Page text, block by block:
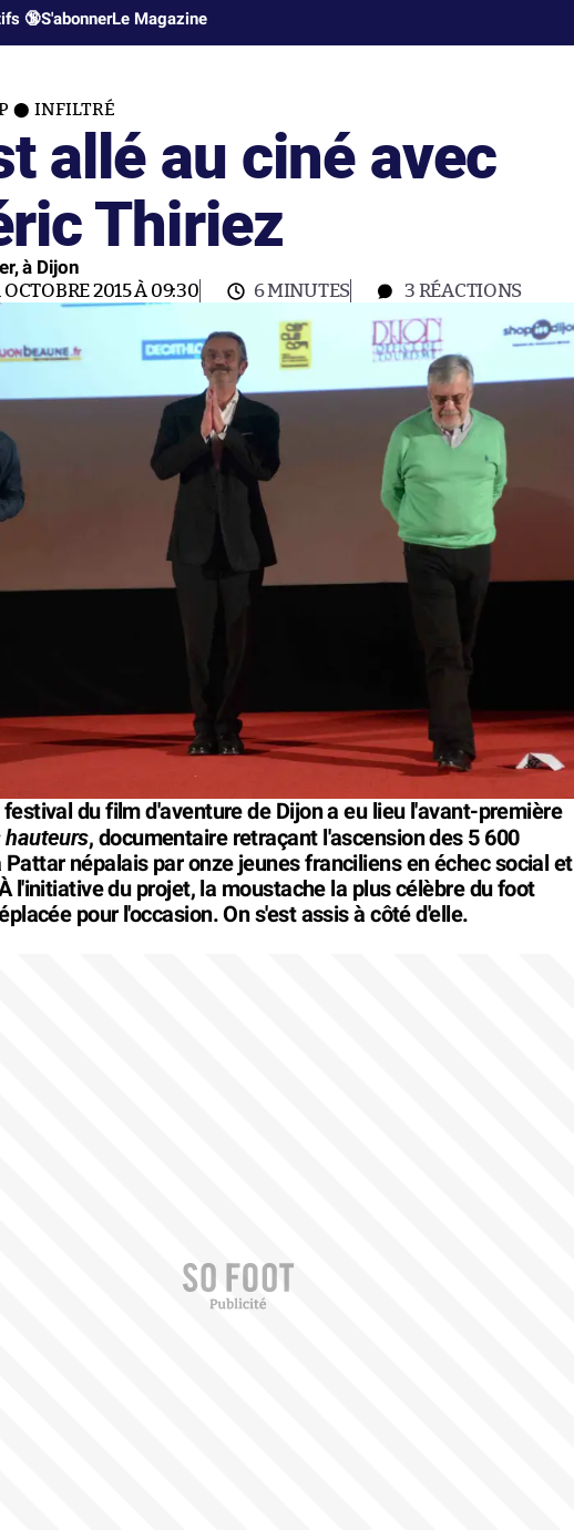
🔞S'abonnerLe Magazine
INFILTRÉ
allé au ciné avec
Thiriez
à Dijon
OCTOBRE 2015 À 09:30 6 MINUTES 3 RÉACTIONS
du film d'aventure de Dijon a eu lieu l'avant-première
, documentaire retraçant l'ascension des 5 600
népalais par onze jeunes franciliens en échec social et
l'initiative du projet, la moustache la plus célèbre du foot
pour l'occasion. On s'est assis à côté d'elle.